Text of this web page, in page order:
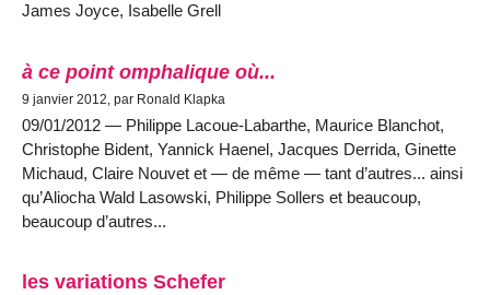
James Joyce, Isabelle Grell
à ce point omphalique où...
9 janvier 2012, par Ronald Klapka
09/01/2012 — Philippe Lacoue-Labarthe, Maurice Blanchot,
Christophe Bident, Yannick Haenel, Jacques Derrida, Ginette
Michaud, Claire Nouvet et — de même — tant d’autres... ainsi
qu’Aliocha Wald Lasowski, Philippe Sollers et beaucoup,
beaucoup d’autres...
les variations Schefer